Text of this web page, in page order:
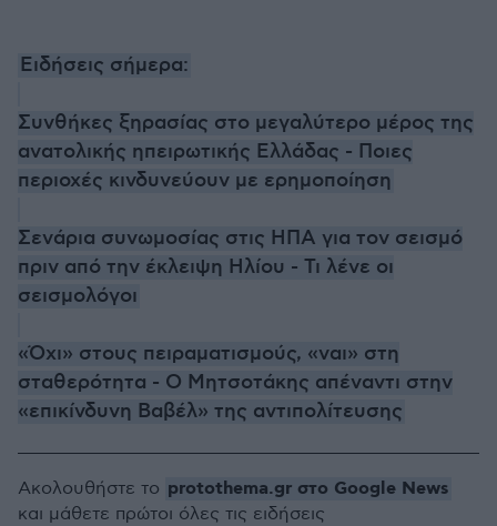
Ειδήσεις σήμερα:
Συνθήκες ξηρασίας στο μεγαλύτερο μέρος της
ανατολικής ηπειρωτικής Ελλάδας - Ποιες
περιοχές κινδυνεύουν με ερημοποίηση
Σενάρια συνωμοσίας στις ΗΠΑ για τον σεισμό
πριν από την έκλειψη Ηλίου - Τι λένε οι
σεισμολόγοι
«Όχι» στους πειραματισμούς, «ναι» στη
σταθερότητα - Ο Μητσοτάκης απέναντι στην
«επικίνδυνη Βαβέλ» της αντιπολίτευσης
Ακολουθήστε το protothema.gr στο Google News
και μάθετε πρώτοι όλες τις ειδήσεις